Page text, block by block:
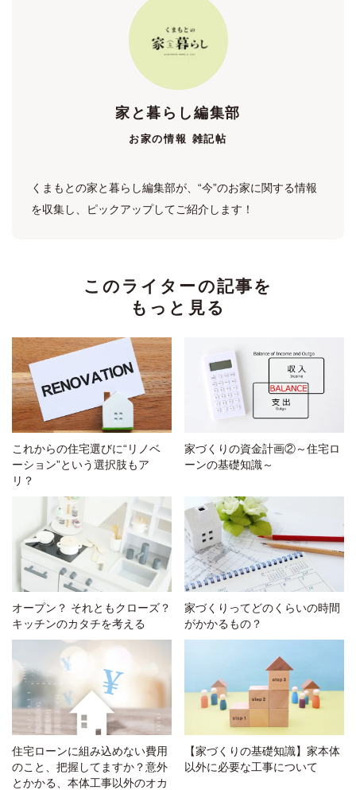
家と暮らし編集部
お家の情報 雑記帖
くまもとの家と暮らし編集部が、“今”のお家に関する情報
を収集し、ピックアップしてご紹介します！
このライターの記事を
もっと見る
これからの住宅選びに“リノベ
ーション”という選択肢もア
リ？
家づくりの資金計画②～住宅ロ
ーンの基礎知識～
オープン？ それともクローズ？
キッチンのカタチを考える
家づくりってどのくらいの時間
がかかるもの？
住宅ローンに組み込めない費用
のこと、把握してますか？意外
とかかる、本体工事以外のオカ
【家づくりの基礎知識】家本体
以外に必要な工事について